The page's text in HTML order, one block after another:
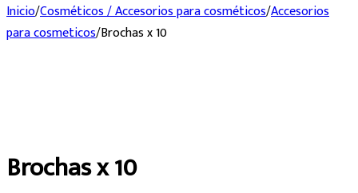
Inicio/Cosméticos / Accesorios para cosméticos/Accesorios
para cosmeticos/Brochas x 10
Brochas x 10